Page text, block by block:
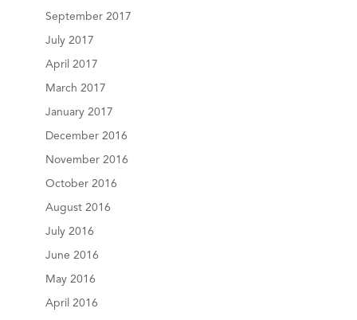
September 2017
July 2017
April 2017
March 2017
January 2017
December 2016
November 2016
October 2016
August 2016
July 2016
June 2016
May 2016
April 2016